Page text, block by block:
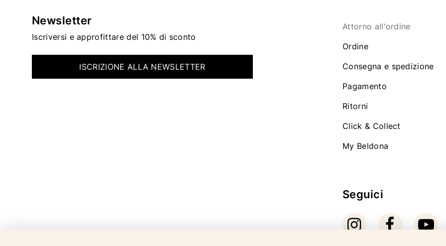
Newsletter
Iscriversi e approfittare del 10% di sconto
ISCRIZIONE ALLA NEWSLETTER
Attorno all'ordine
Ordine
Consegna e spedizione
Pagamento
Ritorni
Click & Collect
My Beldona
Seguici